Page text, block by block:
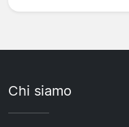
Chi siamo